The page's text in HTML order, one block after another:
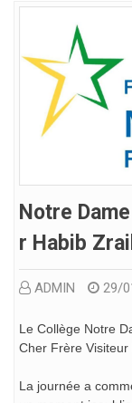
Notre
R Habib
ADMIN 29/
Le Collège Notre
Cher Frère Visiteur
La journée a